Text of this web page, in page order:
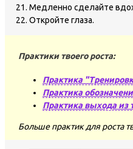
Медленно сделайте
Откройте глаза.
Практики твоего роста:
Практика
Практика
Практика выхода из
Больше практик для роста